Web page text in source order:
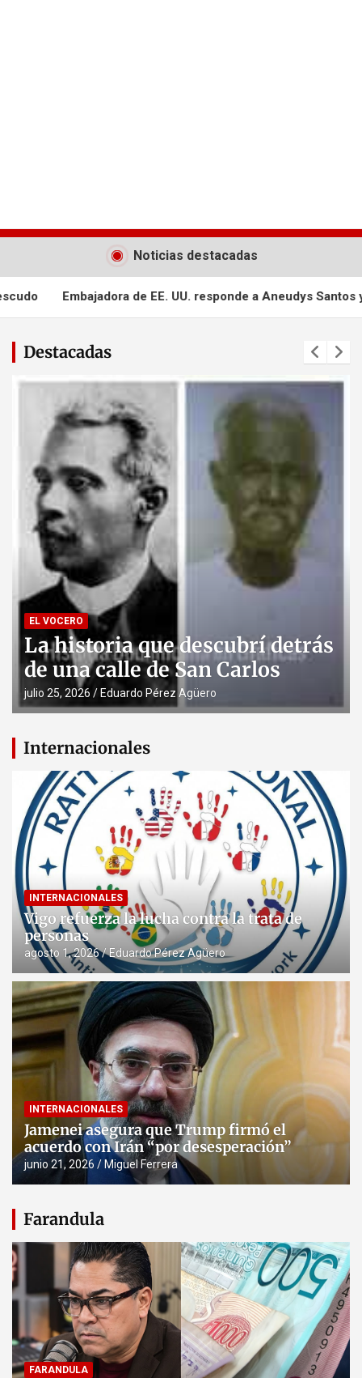
Noticias destacadas
responde a Aneudys Santos y reafirma la defensa de la
Destacadas
que descubrí detrás
de San Carlos
Eduardo Pérez Agüero
seguros
Internacionales
INTERNACIONALES
Vigo refuerza la lucha contra la trata de
personas
agosto 1, 2026 Eduardo Pérez Agüero
INTERNACIONALES
Jamenei asegura que Trump firmó el
acuerdo con Irán “por desesperación”
junio 21, 2026 Miguel Ferrera
Farandula
FARANDULA